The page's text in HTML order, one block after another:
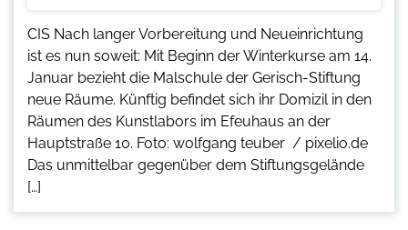
CIS Nach langer Vorbereitung und Neueinrichtung
ist es nun soweit: Mit Beginn der Winterkurse am 14.
Januar bezieht die Malschule der Gerisch-Stiftung
neue Räume. Künftig befindet sich ihr Domizil in den
Räumen des Kunstlabors im Efeuhaus an der
Hauptstraße 10. Foto: wolfgang teuber / pixelio.de
Das unmittelbar gegenüber dem Stiftungsgelände
[…]